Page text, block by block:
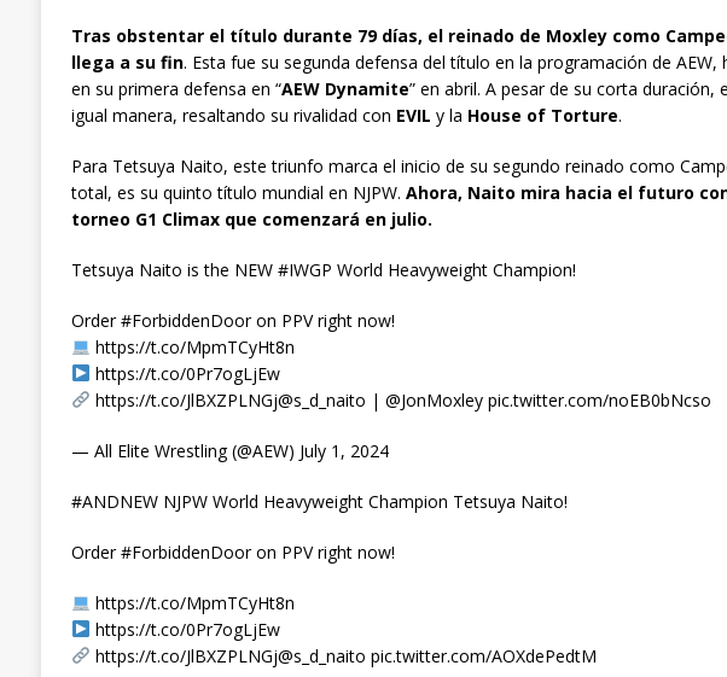
Tras obstentar el título durante 79 días, el reinado de Moxley como
llega a su fin. Esta fue su segunda defensa del título en la programación de AEW,
en su primera defensa en “AEW Dynamite” en abril. A pesar de su corta
igual manera, resaltando su rivalidad con EVIL y la House of Torture.
Para Tetsuya Naito, este triunfo marca el inicio de su segundo reinado como
total, es su quinto título mundial en NJPW. Ahora, Naito mira hacia el futuro
torneo G1 Climax que comenzará en julio.
Tetsuya Naito is the NEW #IWGP World Heavyweight Champion!
Order #ForbiddenDoor on PPV right now!
https://t.co/MpmTCyHt8n
https://t.co/0Pr7ogLjEw
https://t.co/JlBXZPLNGj@s_d_naito | @JonMoxley pic.twitter.com/noEB0bNcso
— All Elite Wrestling (@AEW) July 1, 2024
#ANDNEW NJPW World Heavyweight Champion Tetsuya Naito!
Order #ForbiddenDoor on PPV right now!
https://t.co/MpmTCyHt8n
https://t.co/0Pr7ogLjEw
https://t.co/JlBXZPLNGj@s_d_naito pic.twitter.com/AOXdePedtM